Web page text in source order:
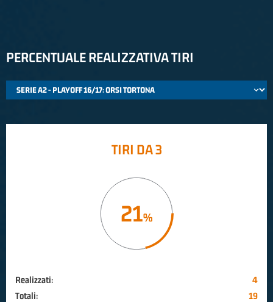
PERCENTUALE REALIZZATIVA TIRI
TIRI DA 3
21
Realizzati:
4
Totali:
19